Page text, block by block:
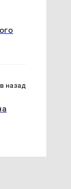
назад